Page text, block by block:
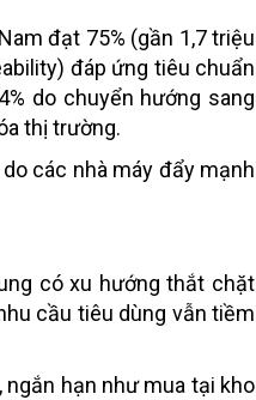
đạt 75% (gần 1,7 triệu
đáp ứng tiêu chuẩn
do chuyển hướng sang
thị trường.
các nhà máy đẩy mạnh
có xu hướng thắt chặt
cầu tiêu dùng vẫn tiềm
hạn như mua tại kho